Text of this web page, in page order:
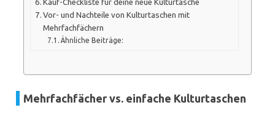
Kauf-Checkliste für deine neue Kulturtasche
Vor- und Nachteile von Kulturtaschen mit
Mehrfachfächern
Ähnliche Beiträge:
Mehrfachfächer vs. einfache Kulturtaschen